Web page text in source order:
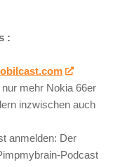
:
mehr Nokia 66er
inzwischen auch
anmelden: Der
Podcast